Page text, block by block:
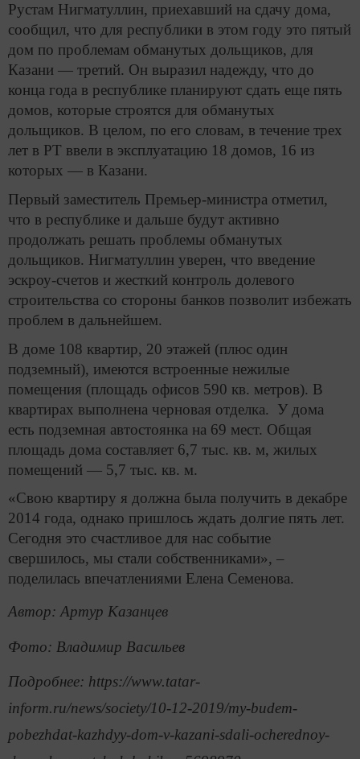
Рустам Нигматуллин, приехавший на сдачу дома,
сообщил, что для республики в этом году это пятый
дом по проблемам обманутых дольщиков, для
Казани — третий. Он выразил надежду, что до
конца года в республике планируют сдать еще пять
домов, которые строятся для обманутых
дольщиков. В целом, по его словам, в течение трех
лет в РТ ввели в эксплуатацию 18 домов, 16 из
которых — в Казани.
Первый заместитель Премьер-министра отметил,
что в республике и дальше будут активно
продолжать решать проблемы обманутых
дольщиков. Нигматуллин уверен, что введение
эскроу-счетов и жесткий контроль долевого
строительства со стороны банков позволит избежать
проблем в дальнейшем.
В доме 108 квартир, 20 этажей (плюс один
подземный), имеются встроенные нежилые
помещения (площадь офисов 590 кв. метров). В
квартирах выполнена черновая отделка. У дома
есть подземная автостоянка на 69 мест. Общая
площадь дома составляет 6,7 тыс. кв. м, жилых
помещений — 5,7 тыс. кв. м.
«Свою квартиру я должна была получить в декабре
2014 года, однако пришлось ждать долгие пять лет.
Сегодня это счастливое для нас событие
свершилось, мы стали собственниками», –
поделилась впечатлениями Елена Семенова.
Автор: Артур Казанцев
Фото: Владимир Васильев
Подробнее: https://www.tatar-
inform.ru/news/society/10-12-2019/my-budem-
pobezhdat-kazhdyy-dom-v-kazani-sdali-ocherednoy-